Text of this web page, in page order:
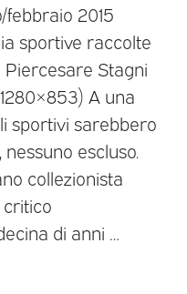
febbraio 2015
sportive raccolte
Stagni
A una
sportivi sarebbero
escluso.
collezionista
di anni …